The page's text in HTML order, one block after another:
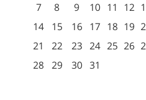
7
8 9 10 11 12
14
15 16 17 18 19
21
22 23 24 25 26
28 29 30 31